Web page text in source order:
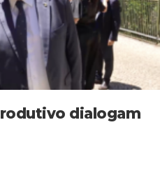
dialogam